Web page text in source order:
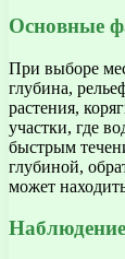
Основные
При выборе
глубина,
растения,
участки, где
быстрым
глубиной,
может